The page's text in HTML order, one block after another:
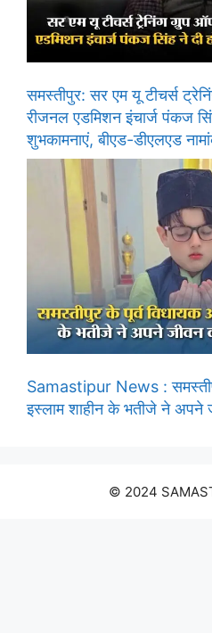
समस्तीपुर: सर एम यू टीचर्स
रीजनल एडमिशन इंचार्ज पंकज
शुभकामनाएं, बीएड-डीएलएड
Samastipur News :
इस्लाम शाहीन के भतीजे ने अपने
© 2024